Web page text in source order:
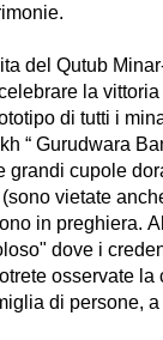
del Qutub
la vittoria
di tutti i
“ Gurudwara
grandi cupole
vietate
in preghiera.
dove i
osservate
di persone,